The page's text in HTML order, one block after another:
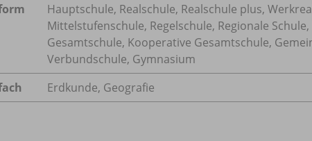
Hauptschule, Realschule, Realschule plus,
Mittelstufenschule, Regelschule, Regionale
Gesamtschule, Kooperative Gesamtschule,
Verbundschule, Gymnasium
Erdkunde, Geografie